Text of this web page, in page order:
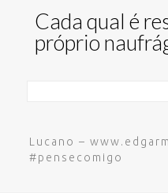
Cada qual é
próprio
Lucano –
#pensecomigo